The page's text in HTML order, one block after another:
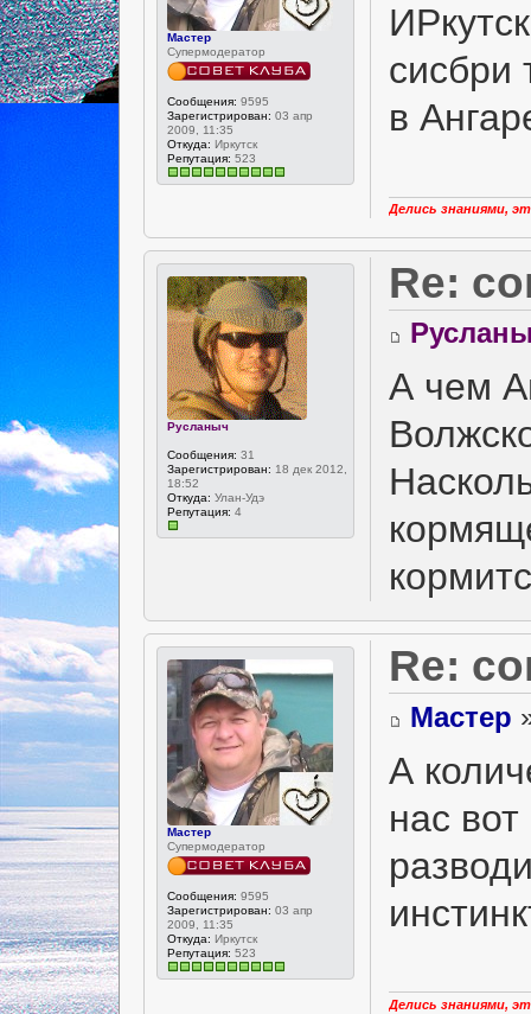
Мастер
Супермодератор
Сообщения: 9595
Зарегистрирован: 03 апр
2009, 11:35
Откуда: Иркутск
Репутация: 523
сисбри
в
Делись знаниями,
Русланыч
Сообщения: 31
Зарегистрирован: 18 дек 2012,
18:52
Откуда: Улан-Удэ
Репутация: 4
Re:
А чем
Мастер
Супермодератор
Сообщения: 9595
Зарегистрирован: 03 апр
2009, 11:35
Откуда: Иркутск
Репутация: 523
Re:
Мастер
А
нас
Делись знаниями,